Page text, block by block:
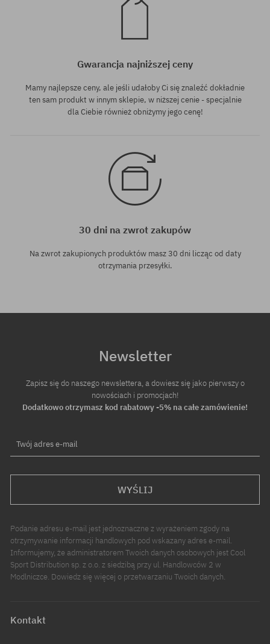
Gwarancja najniższej ceny
Mamy najlepsze ceny, ale jeśli udałoby Ci się znaleźć dokładnie
ten sam produkt w innym sklepie, w niższej cenie - specjalnie
dla Ciebie również obniżymy jego cenę!
30 dni na zwrot zakupów
Na zwrot zakupionych produktów masz 30 dni licząc od daty
otrzymania przesyłki.
Newsletter
Zapisz się do naszego newslettera, a dowiesz się jako pierwszy o
nowościach i promocjach!
Dodatkowo otrzymasz kod rabatowy -5% na całe zamówienie!
Twój adres e-mail
WYŚLIJ
Podanie adresu e-mail jest jednoznaczne z wyrażeniem zgody na
otrzymywanie informacji handlowych pod wskazany adres e-mail.
Informujemy, że administratorem Twoich danych osobowych jest Cool
Sport Distribution sp. z o.o. z siedzibą przy ul. Handlowców 2 w
Modlniczce. Dowiedz się więcej o przetwarzaniu Twoich danych.
Kontakt